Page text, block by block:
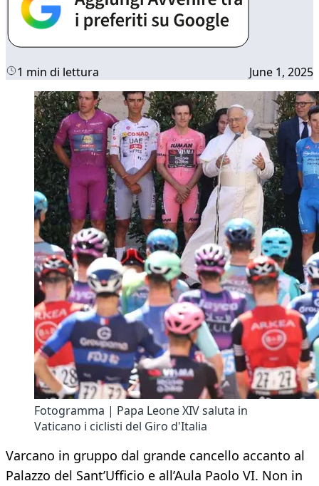
1 min di lettura June 1, 2025
Fotogramma | Papa Leone XIV saluta in
Vaticano i ciclisti del Giro d'Italia
Varcano in gruppo dal grande cancello accanto al
Palazzo del Sant’Ufficio e all’Aula Paolo VI. Non in